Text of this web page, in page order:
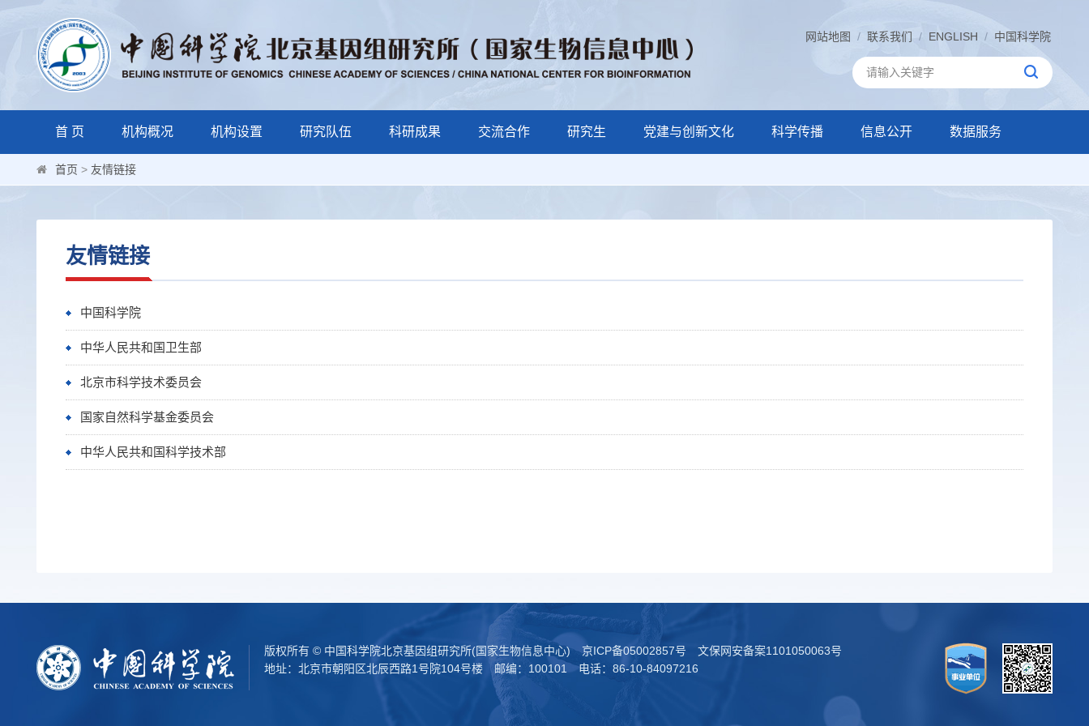
网站地图 / 联系我们 / ENGLISH / 中国科学院
首 页 机构概况 机构设置 研究队伍 科研成果 交流合作 研究生 党建与创新文化 科学传播 信息公开 数据服务
首页 > 友情链接
友情链接
中国科学院
中华人民共和国卫生部
北京市科学技术委员会
国家自然科学基金委员会
中华人民共和国科学技术部
版权所有 © 中国科学院北京基因组研究所(国家生物信息中心)京ICP备05002857号
文保网安备案1101050063号
地址：北京市朝阳区北辰西路1号院104号楼 邮编：100101 电话：86-10-84097216